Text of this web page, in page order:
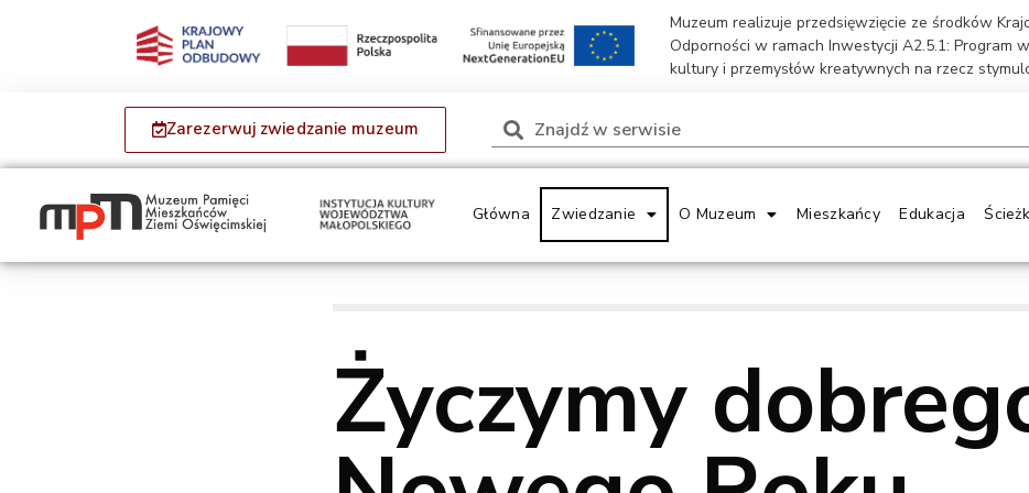
Muzeum realizuje przedsięwzięcie ze środków
Odporności w ramach Inwestycji A2.5.1: Program
kultury i przemysłów kreatywnych na rzecz
Zarezerwuj zwiedzanie muzeum
Główna Zwiedzanie O Muzeum Mieszkańcy Edukacja
Życzymy